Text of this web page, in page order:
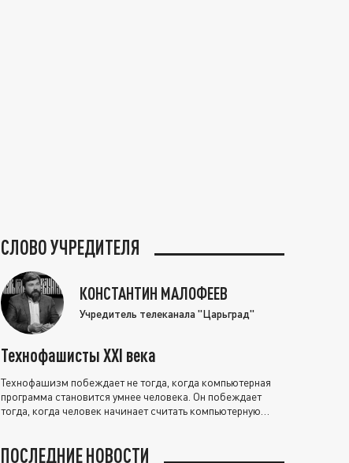
СЛОВО УЧРЕДИТЕЛЯ
КОНСТАНТИН МАЛОФЕЕВ
Учредитель телеканала "Царьград"
Технофашисты XXI века
Технофашизм побеждает не тогда, когда компьютерная
программа становится умнее человека. Он побеждает
тогда, когда человек начинает считать компьютерную
ПОСЛЕДНИЕ НОВОСТИ